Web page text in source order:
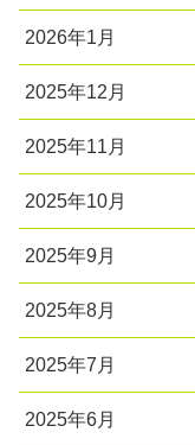
2026年1月
2025年12月
2025年11月
2025年10月
2025年9月
2025年8月
2025年7月
2025年6月